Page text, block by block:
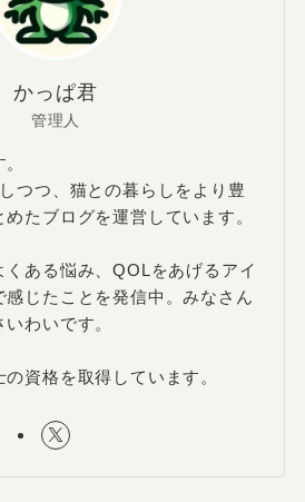
かっぱ君
管理人
つつ、猫との暮らしをより豊
たブログを運営しています。
ある悩み、QOLをあげるアイ
感じたことを発信中。みなさん
わいです。
資格を取得しています。